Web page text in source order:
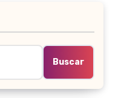
Buscar